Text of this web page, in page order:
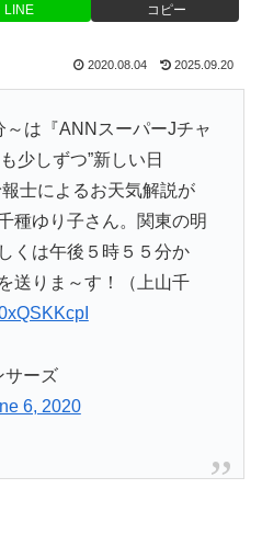
LINE コピー
2020.08.04 2025.09.20
～は『ANNスーパーJチャ
少しずつ”新しい日
士によるお天気解説が
種ゆり子さん。関東の明
くは午後５時５５分か
送りま～す！（上山千
ーズ
6, 2020